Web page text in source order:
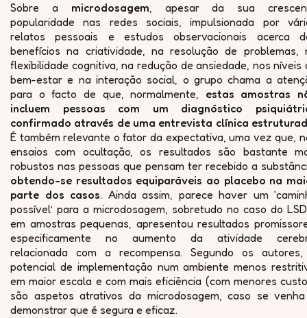
Sobre a microdosagem, apesar da sua
popularidade nas redes sociais, impulsionada por
relatos pessoais e estudos observacionais acerca
benefícios na criatividade, na resolução de problemas,
flexibilidade cognitiva, na redução de ansiedade, nos níveis
bem-estar e na interação social, o grupo chama a
para o facto de que, normalmente, estas amostras
incluem pessoas com um diagnóstico
confirmado através de uma entrevista clínica
É também relevante o fator da expectativa, uma vez que,
ensaios com ocultação, os resultados são bastante
robustos nas pessoas que pensam ter recebido a
obtendo-se resultados equiparáveis ao placebo na
parte dos casos. Ainda assim, parece haver um
possível’ para a microdosagem, sobretudo no caso do
em amostras pequenas, apresentou resultados
especificamente no aumento da atividade
relacionada com a recompensa. Segundo os
potencial de implementação num ambiente menos
em maior escala e com mais eficiência (com menores
são aspetos atrativos da microdosagem, caso se
demonstrar que é segura e eficaz.